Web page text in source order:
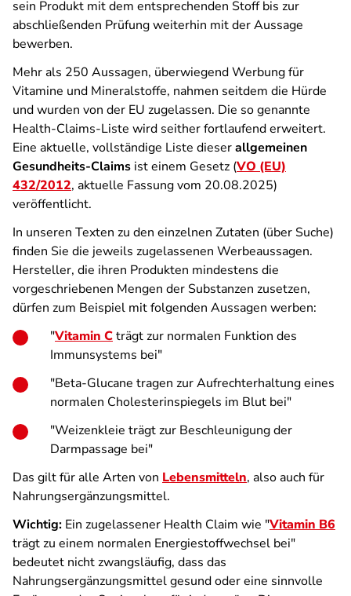
sein Produkt mit dem entsprechenden Stoff bis zur
abschließenden Prüfung weiterhin mit der Aussage
bewerben.
Mehr als 250 Aussagen, überwiegend Werbung für
Vitamine und Mineralstoffe, nahmen seitdem die Hürde
und wurden von der EU zugelassen. Die so genannte
Health-Claims-Liste wird seither fortlaufend erweitert.
Eine aktuelle, vollständige Liste dieserallgemeinen
Gesundheits-Claims ist einem Gesetz (VO (EU)
432/2012, aktuelle Fassung vom 20.08.2025)
veröffentlicht.
In unseren Texten zu den einzelnen Zutaten (über Suche)
finden Sie die jeweils zugelassenen Werbeaussagen.
Hersteller, die ihren Produkten mindestens die
vorgeschriebenen Mengen der Substanzen zusetzen,
dürfen zum Beispiel mit folgenden Aussagen werben:
"Vitamin Cträgt zur normalen Funktion des
Immunsystems bei"
"Beta-Glucane tragen zur Aufrechterhaltung eines
normalen Cholesterinspiegels im Blut bei"
"Weizenkleie trägt zur Beschleunigung der
Darmpassage bei"
Das gilt für alle Arten von Lebensmitteln, also auch für
Nahrungsergänzungsmittel.
Wichtig: Ein zugelassener Health Claim wie "Vitamin B6
trägt zu einem normalen Energiestoffwechsel bei"
bedeutet nicht zwangsläufig, dass das
Nahrungsergänzungsmittel gesund oder eine sinnvolle